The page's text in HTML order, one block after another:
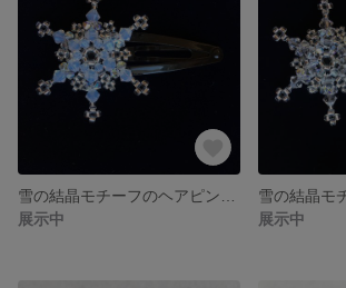
展示中
展示中